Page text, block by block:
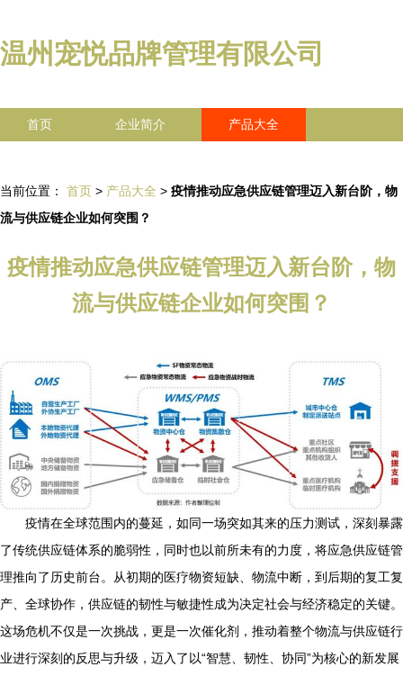
温州宠悦品牌管理有限公司
首页 企业简介 产品大全
当前位置： 首页 > 产品大全 > 疫情推动应急供应链管理迈入新台阶，物
流与供应链企业如何突围？
疫情推动应急供应链管理迈入新台阶，物
流与供应链企业如何突围？
疫情在全球范围内的蔓延，如同一场突如其来的压力测试，深刻暴露
了传统供应链体系的脆弱性，同时也以前所未有的力度，将应急供应链管
理推向了历史前台。从初期的医疗物资短缺、物流中断，到后期的复工复
产、全球协作，供应链的韧性与敏捷性成为决定社会与经济稳定的关键。
这场危机不仅是一次挑战，更是一次催化剂，推动着整个物流与供应链行
业进行深刻的反思与升级，迈入了以“智慧、韧性、协同”为核心的新发展